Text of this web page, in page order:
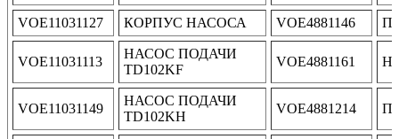
VOE11031127 КОРПУС НАСОСА VOE4881146
VOE11031113
НАСОС ПОДАЧИ
TD102KF
VOE4881161
VOE11031149
НАСОС ПОДАЧИ
TD102KH
VOE4881214